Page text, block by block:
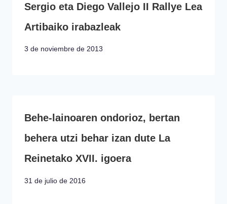
Sergio eta Diego Vallejo II Rallye Lea
Artibaiko irabazleak
3 de noviembre de 2013
Behe-lainoaren ondorioz, bertan
behera utzi behar izan dute La
Reinetako XVII. igoera
31 de julio de 2016